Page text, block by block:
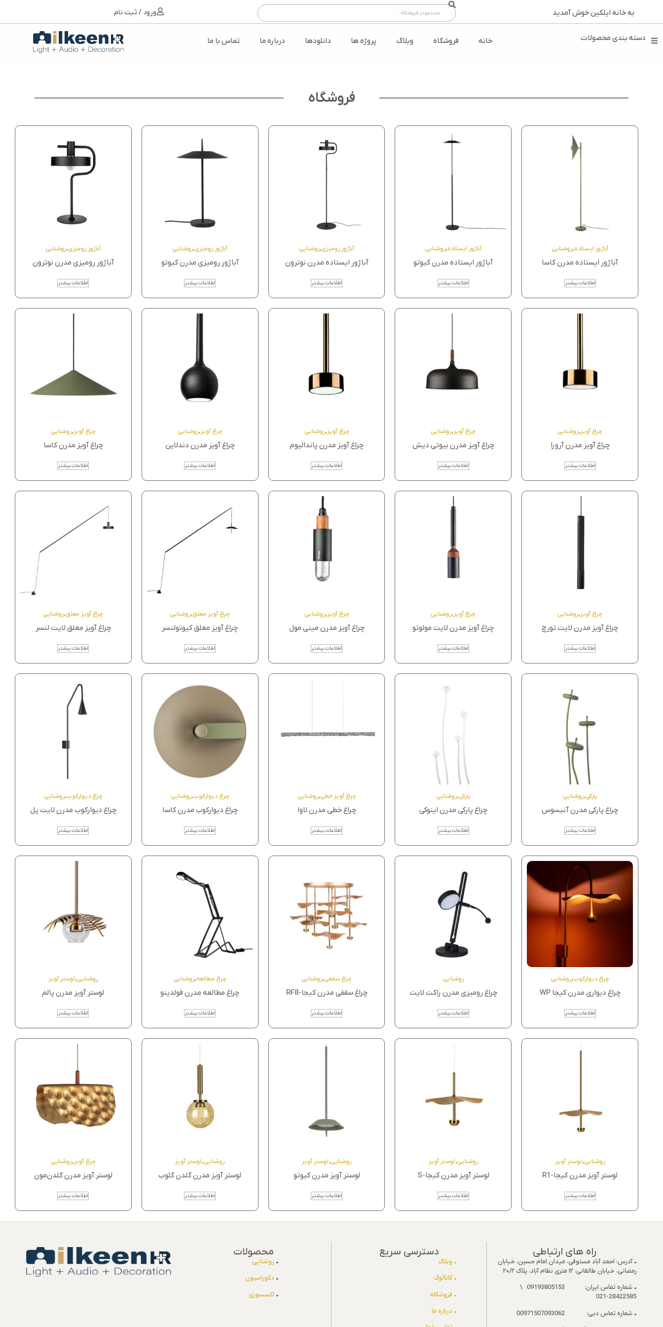
به خانه ایلکین خوش آمدید ورود / ثبت نام
دسته بندی محصولات خانه فروشگاه وبلاگ پروژه ها دانلودها درباره ما تماس با ما
فروشگاه
آباژور ایستاده,روشنایی
آباژور ایستاده مدرن کاسا
اطلاعات بیشتر
آباژور ایستاده,روشنایی
آباژور ایستاده مدرن کیوتو
اطلاعات بیشتر
آباژور رومیزی,روشنایی
آباژور ایستاده مدرن نوترون
اطلاعات بیشتر
آباژور رومیزی,روشنایی
آباژور رومیزی مدرن کیوتو
اطلاعات بیشتر
آباژور رومیزی,روشنایی
آباژور رومیزی مدرن نوترون
اطلاعات بیشتر
چراغ آویز,روشنایی
چراغ آویز مدرن آرورا
اطلاعات بیشتر
چراغ آویز,روشنایی
چراغ آویز مدرن بیوتی دیش
اطلاعات بیشتر
چراغ آویز,روشنایی
چراغ آویز مدرن پاندالیوم
اطلاعات بیشتر
چراغ آویز,روشنایی
چراغ آویز مدرن دندلاین
اطلاعات بیشتر
چراغ آویز,روشنایی
چراغ آویز مدرن کاسا
اطلاعات بیشتر
چراغ آویز,روشنایی
چراغ آویز مدرن لایت تورچ
اطلاعات بیشتر
چراغ آویز,روشنایی
چراغ آویز مدرن لایت مولوتو
اطلاعات بیشتر
چراغ آویز,روشنایی
چراغ آویز مدرن مینی مول
اطلاعات بیشتر
چراغ آویز معلق,روشنایی
چراغ آویز معلق کیوتولنسر
اطلاعات بیشتر
چراغ آویز معلق,روشنایی
چراغ آویز معلق لایت لنسر
اطلاعات بیشتر
پارکی,روشنایی
چراغ پارکی مدرن آنیسوس
اطلاعات بیشتر
پارکی,روشنایی
چراغ پارکی مدرن اینوکی
اطلاعات بیشتر
چراغ آویز خطی,روشنایی
چراغ خطی مدرن لاوا
اطلاعات بیشتر
چراغ دیوارکوب,روشنایی
چراغ دیوارکوب مدرن کاسا
اطلاعات بیشتر
چراغ دیوارکوب,روشنایی
چراغ دیوارکوب مدرن لایت پل
اطلاعات بیشتر
چراغ دیوارکوب,روشنایی
چراغ دیواری مدرن کیجا WP
اطلاعات بیشتر
روشنایی
چراغ رومیزی مدرن راکت لایت
اطلاعات بیشتر
چراغ سقفی,روشنایی
چراغ سقفی مدرن کیجا-RF8
اطلاعات بیشتر
چراغ مطالعه,روشنایی
چراغ مطالعه مدرن فولدینو
اطلاعات بیشتر
روشنایی,لوستر آویز
لوستر آویز مدرن پالم
اطلاعات بیشتر
روشنایی,لوستر آویز
لوستر آویز مدرن کیجا-R1
اطلاعات بیشتر
روشنایی,لوستر آویز
لوستر آویز مدرن کیجا-S
اطلاعات بیشتر
روشنایی,لوستر آویز
لوستر آویز مدرن کیوتو
اطلاعات بیشتر
روشنایی,لوستر آویز
لوستر آویز مدرن گلدن گلوب
اطلاعات بیشتر
چراغ آویز,روشنایی
لوستر آویز مدرن گلدن‌مون
اطلاعات بیشتر
راه های ارتباطی
• آدرس: احمد آباد مستوفی، میدان امام حسین، خیابان
رمضانی، خیابان طالقانی، ۱۲ متری نظام آباد، پلاک ۲۰/۲
• شماره تماس ایران: 09193805153 \
• شماره تماس دبی: 00971507093062
دسترسی سریع
• وبلاگ
• کاتالوگ
• فروشگاه
• درباره ما
محصولات
• روشنایی
• دکوراسیون
• اکسسوری